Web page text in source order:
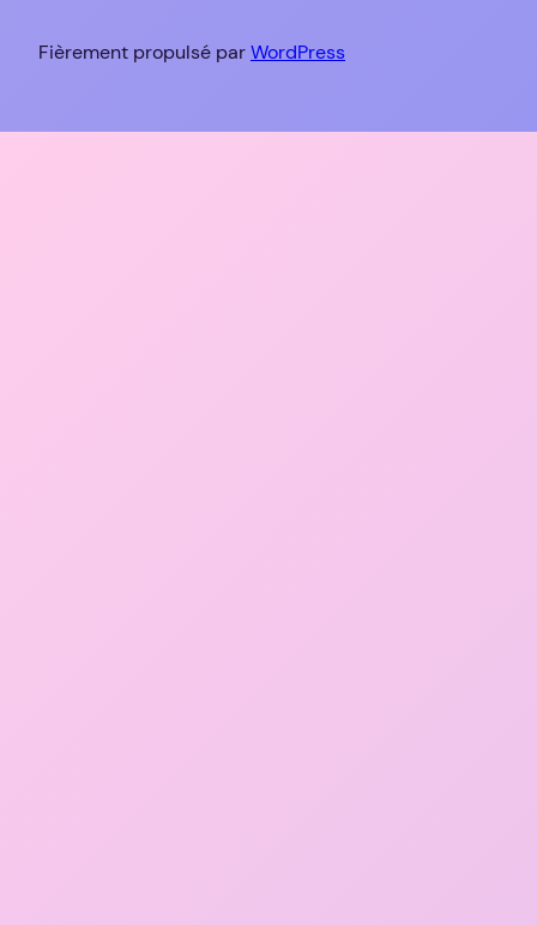
Fièrement propulsé parWordPress